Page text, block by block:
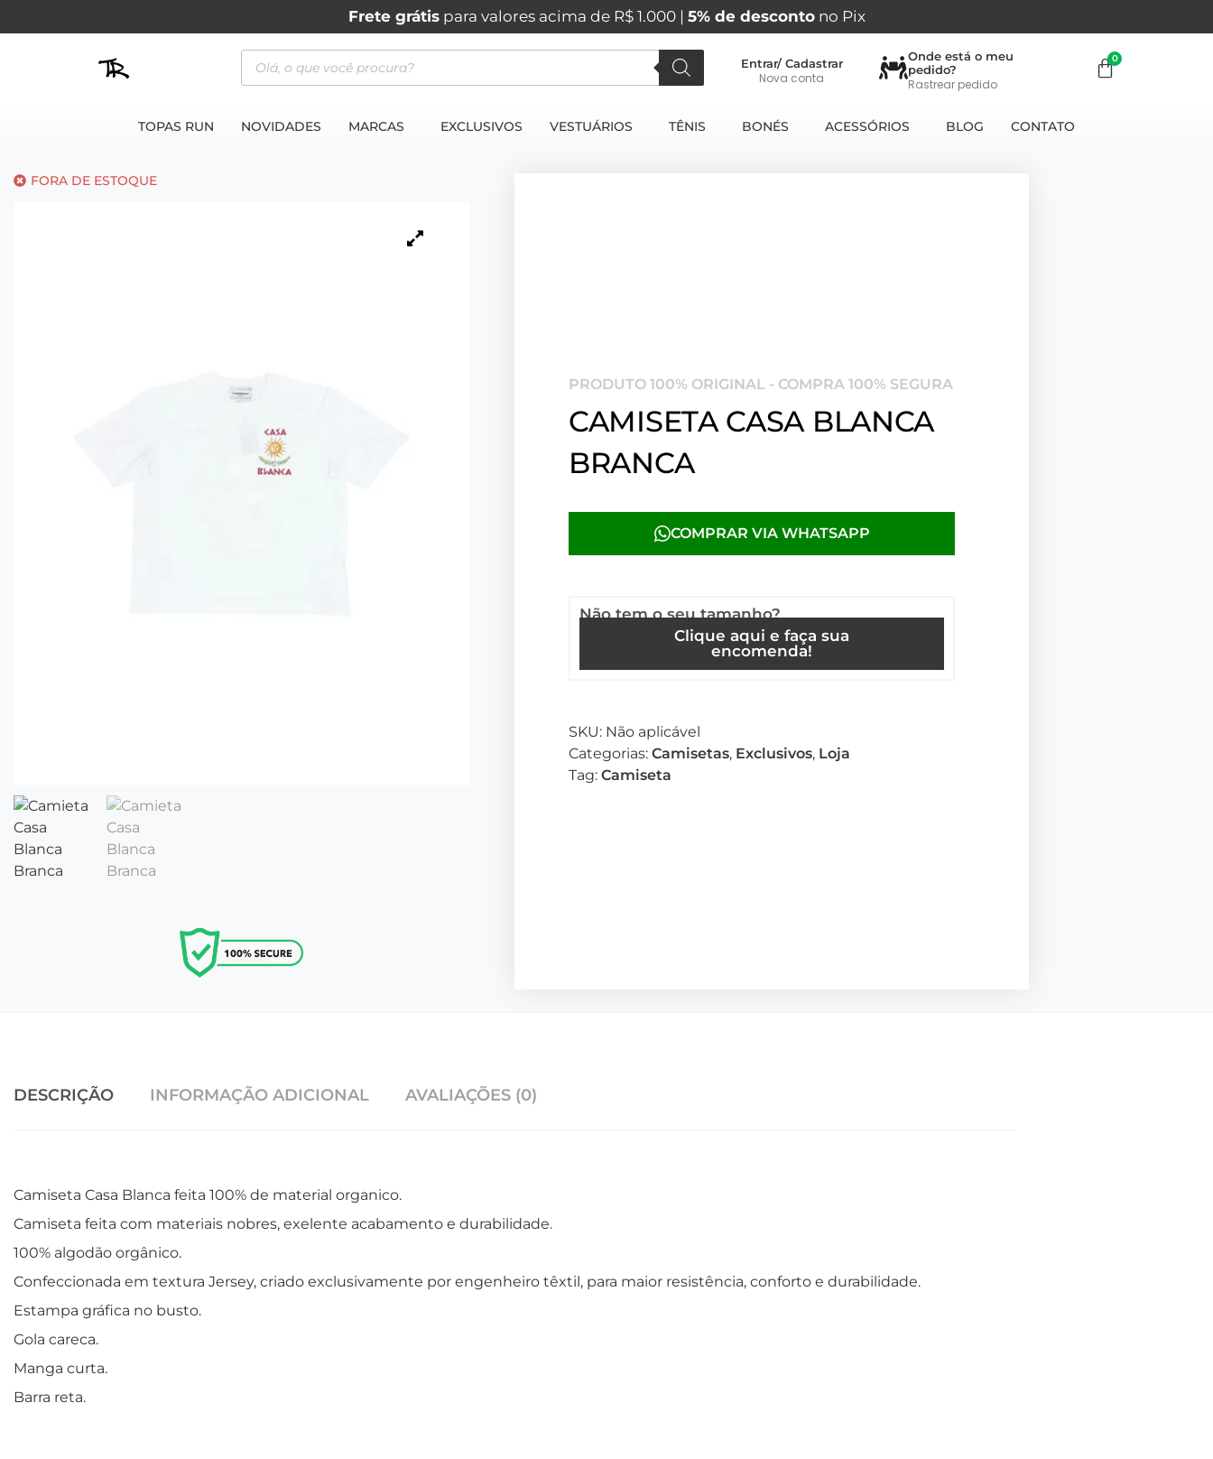
Frete grátispara valores acima de R$ 1.000 | 5% de descontono Pix
Entrar/ Cadastrar
Nova conta
Onde está o meu
pedido?
Rastrear pedido
TOPAS RUN NOVIDADES MARCAS EXCLUSIVOS VESTUÁRIOS TÊNIS BONÉS ACESSÓRIOS BLOG CONTATO
FORA DE ESTOQUE
PRODUTO 100% ORIGINAL - COMPRA 100% SEGURA
CAMISETA CASA BLANCA
BRANCA
COMPRAR VIA WHATSAPP
Não tem o seu tamanho?
Clique aqui e faça sua
encomenda!
SKU: Não aplicável
Categorias: Camisetas, Exclusivos, Loja
Tag: Camiseta
DESCRIÇÃO INFORMAÇÃO ADICIONAL AVALIAÇÕES (0)
Camiseta Casa Blanca feita 100% de material organico.
Camiseta feita com materiais nobres, exelente acabamento e durabilidade.
100% algodão orgânico.
Confeccionada em textura Jersey, criado exclusivamente por engenheiro têxtil, para maior resistência, conforto e durabilidade.
Estampa gráfica no busto.
Gola careca.
Manga curta.
Barra reta.